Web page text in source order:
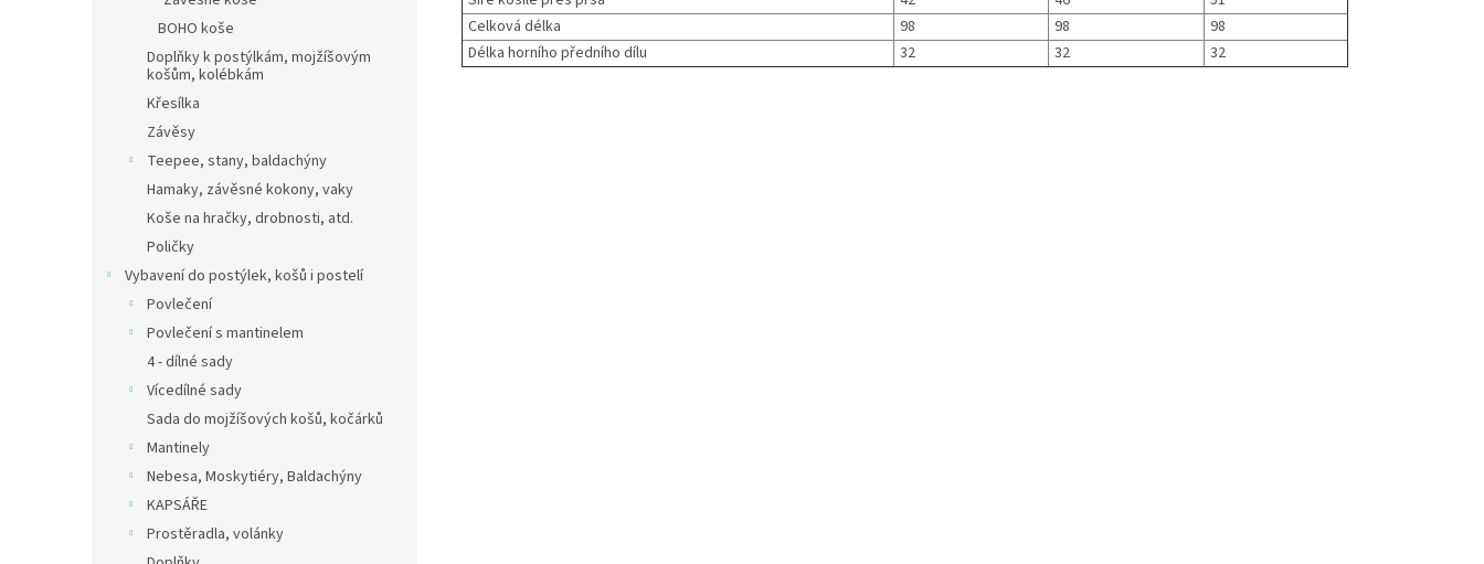
BOHO koše
Doplňky k postýlkám, mojžíšovým
košům, kolébkám
Křesílka
Závěsy
Teepee, stany, baldachýny
Hamaky, závěsné kokony, vaky
Koše na hračky, drobnosti, atd.
Poličky
Vybavení do postýlek, košů i postelí
Povlečení
Povlečení s mantinelem
4 - dílné sady
Vícedílné sady
Sada do mojžíšových košů, kočárků
Mantinely
Nebesa, Moskytiéry, Baldachýny
KAPSÁŘE
Prostěradla, volánky
Celková délka
98 98
98
Délka horního předního dílu
32 32 32